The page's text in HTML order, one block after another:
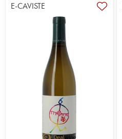
E-CAVISTE